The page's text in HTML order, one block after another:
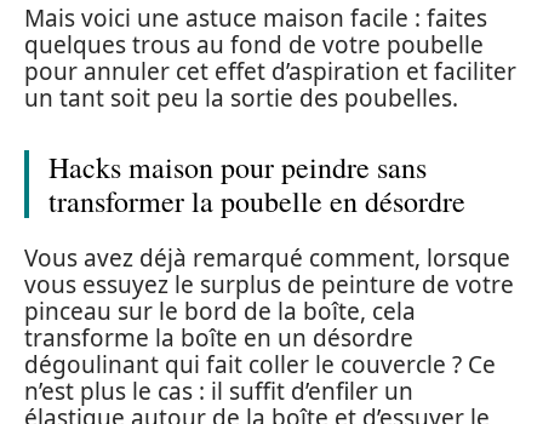
Mais voici une astuce maison facile : faites
quelques trous au fond de votre poubelle
pour annuler cet effet d’aspiration et faciliter
un tant soit peu la sortie des poubelles.
Hacks maison pour peindre sans
transformer la poubelle en désordre
Vous avez déjà remarqué comment, lorsque
vous essuyez le surplus de peinture de votre
pinceau sur le bord de la boîte, cela
transforme la boîte en un désordre
dégoulinant qui fait coller le couvercle ? Ce
n’est plus le cas : il suffit d’enfiler un